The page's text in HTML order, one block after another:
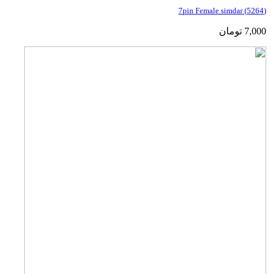
(5264) 7pin Female simdar
7,000 تومان